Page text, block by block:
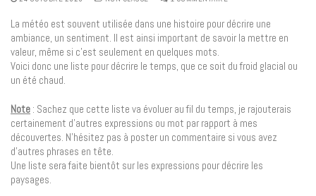
La météo est souvent utilisée dans une histoire pour décrire une
ambiance, un sentiment. Il est ainsi important de savoir la mettre en
valeur, même si c’est seulement en quelques mots.
Voici donc une liste pour décrire le temps, que ce soit du froid glacial ou
un été chaud.
Note : Sachez que cette liste va évoluer au fil du temps, je rajouterais
certainement d’autres expressions ou mot par rapport à mes
découvertes. N’hésitez pas à poster un commentaire si vous avez
d’autres phrases en tête.
Une liste sera faite bientôt sur les expressions pour décrire les
paysages.